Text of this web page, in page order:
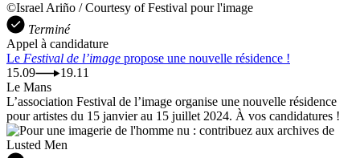
©Israel Ariño / Courtesy of Festival pour l'image
Terminé
Appel à candidature
Le Festival de l’image propose une nouvelle résidence !
15.09
19.11
Le Mans
L’association Festival de l’image organise une nouvelle résidence
pour artistes du 15 janvier au 15 juillet 2024. À vos candidatures !